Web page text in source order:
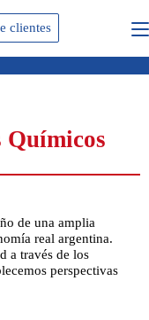
clientes
Químicos
de una amplia
real argentina.
a través de los
perspectivas